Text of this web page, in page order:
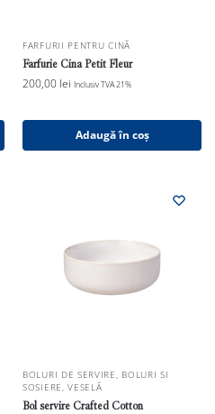
FARFURII PENTRU CINĂ
Farfurie Cina Petit Fleur
200,00 lei Inclusiv TVA 21%
Adaugă în coș
BOLURI DE SERVIRE, BOLURI SI
SOSIERE,VESELĂ
Bol servire Crafted Cotton